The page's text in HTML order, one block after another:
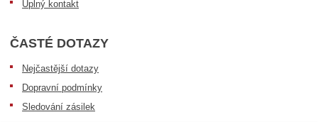
Úplný kontakt
ČASTÉ DOTAZY
Nejčastější dotazy
Dopravní podmínky
Sledování zásilek